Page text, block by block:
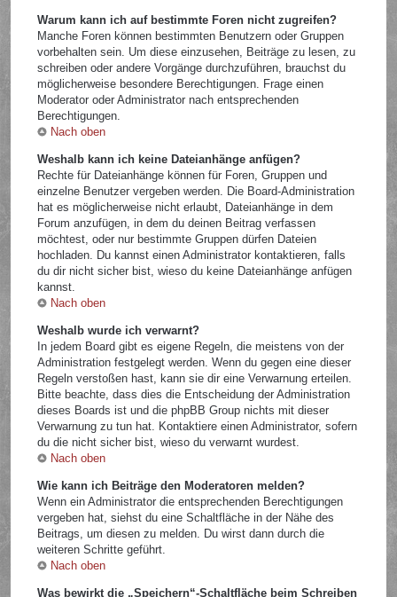
Warum kann ich auf bestimmte Foren nicht zugreifen?
Manche Foren können bestimmten Benutzern oder Gruppen
vorbehalten sein. Um diese einzusehen, Beiträge zu lesen, zu
schreiben oder andere Vorgänge durchzuführen, brauchst du
möglicherweise besondere Berechtigungen. Frage einen
Moderator oder Administrator nach entsprechenden
Berechtigungen.
Nach oben
Weshalb kann ich keine Dateianhänge anfügen?
Rechte für Dateianhänge können für Foren, Gruppen und
einzelne Benutzer vergeben werden. Die Board-Administration
hat es möglicherweise nicht erlaubt, Dateianhänge in dem
Forum anzufügen, in dem du deinen Beitrag verfassen
möchtest, oder nur bestimmte Gruppen dürfen Dateien
hochladen. Du kannst einen Administrator kontaktieren, falls
du dir nicht sicher bist, wieso du keine Dateianhänge anfügen
kannst.
Nach oben
Weshalb wurde ich verwarnt?
In jedem Board gibt es eigene Regeln, die meistens von der
Administration festgelegt werden. Wenn du gegen eine dieser
Regeln verstoßen hast, kann sie dir eine Verwarnung erteilen.
Bitte beachte, dass dies die Entscheidung der Administration
dieses Boards ist und die phpBB Group nichts mit dieser
Verwarnung zu tun hat. Kontaktiere einen Administrator, sofern
du die nicht sicher bist, wieso du verwarnt wurdest.
Nach oben
Wie kann ich Beiträge den Moderatoren melden?
Wenn ein Administrator die entsprechenden Berechtigungen
vergeben hat, siehst du eine Schaltfläche in der Nähe des
Beitrags, um diesen zu melden. Du wirst dann durch die
weiteren Schritte geführt.
Nach oben
Was bewirkt die „Speichern“-Schaltfläche beim Schreiben